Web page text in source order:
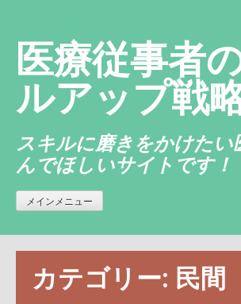
医療従事者
ルアップ戦
スキルに磨きをかけたい
んでほしいサイトです！
メインメニュー
カテゴリー: 民間